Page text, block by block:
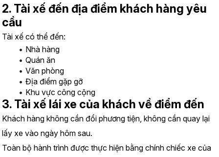
2. Tài xế đến địa điểm khách hàng yêu
cầu
Tài xế có thể đến:
Nhà hàng
Quán ăn
Văn phòng
Địa điểm gặp gỡ
Khu vực công cộng
3. Tài xế lái xe của khách về điểm đến
Khách hàng không cần đổi phương tiện, không cần quay lại
lấy xe vào ngày hôm sau.
Toàn bộ hành trình được thực hiện bằng chính chiếc xe của